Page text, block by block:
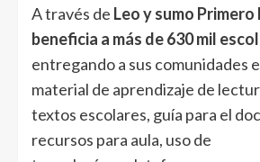
A través de Leo y sumo Primero
beneficia a más de 630 mil
entregando a sus comunidades
material de aprendizaje de
textos escolares, guía para el
recursos para aula, uso de